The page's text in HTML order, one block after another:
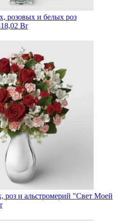
розовых и белых роз
Br
роз и альстромерий "Свет Моей